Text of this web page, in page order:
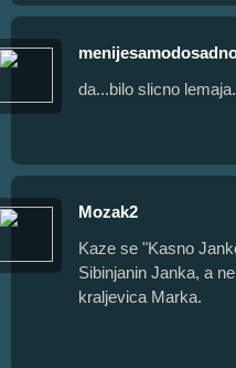
da...bilo slicno
Mozak2
Kaze se "Kasno
Sibinjanin Janka, a
kraljevica Marka.